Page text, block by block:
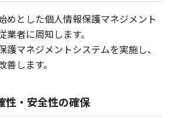
めとした個人情報保護マネジメント
者に周知します。
護マネジメントシステムを実施し、
します。
性・安全性の確保